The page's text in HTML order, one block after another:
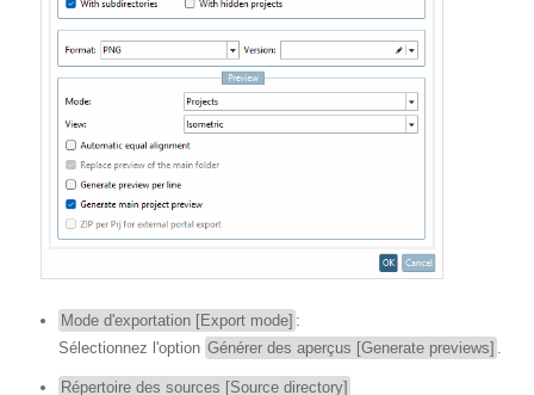
Mode d'exportation [Export mode] :
Sélectionnez l'option Générer des aperçus [Generate previews] .
Répertoire des sources [Source directory]